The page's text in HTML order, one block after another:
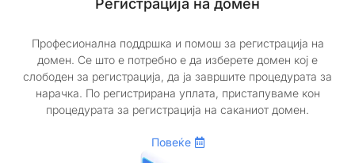
Регистрација на домен
Професионална поддршка и помош за регистрација на
домен. Се што е потребно е да изберете домен кој е
слободен за регистрација, да ја завршите процедурата за
нарачка. По регистрирана уплата, пристапуваме кон
процедурата за регистрација на саканиот домен.
Повеќе